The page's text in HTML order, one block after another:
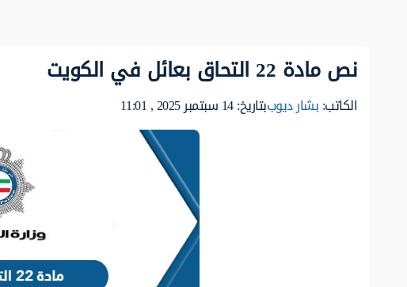
نص مادة 22 التحاق بعائل في الكويت
الكاتب:بشار ديوببتاريخ: 14 سبتمبر 2025 , 11:01